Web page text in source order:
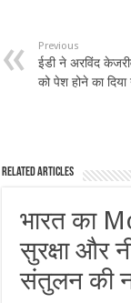
Previous
ईडी ने अरविंद
को पेश होने का दिया
Related Articles
भारत का
सुरक्षा और
संतुलन की